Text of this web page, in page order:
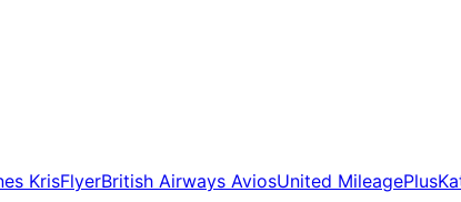
KrisFlyerBritish Airways AviosUnited MileagePlus